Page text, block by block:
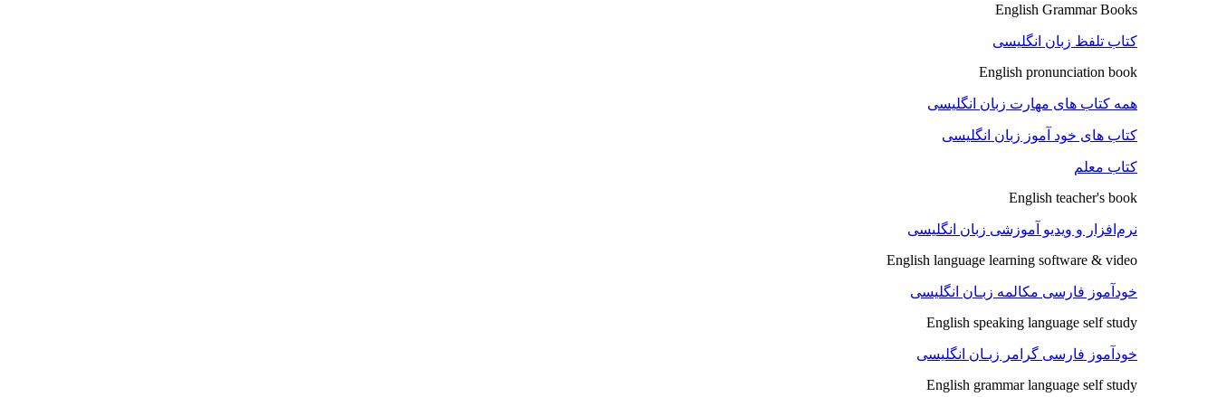
English Grammar Books
کتاب تلفظ زبان انگلیسی
English pronunciation book
همه کتاب های مهارت زبان انگلیسی
کتاب های خود آموز زبان انگلیسی
کتاب معلم
English teacher's book
نرم‌افزار و ویدیو آموزشی زبان انگلیسی
English language learning software & video
خودآموز فارسی مکالمه زبـان انگلیسی
English speaking language self study
خودآموز فارسی گرامر زبـان انگلیسی
English grammar language self study